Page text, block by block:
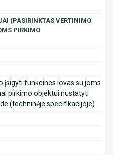
(PASIRINKTAS VERTINIMO
PIRKIMO
įsigyti funkcines lovas su joms
pirkimo objektui nustatyti
(techninėje specifikacijoje).